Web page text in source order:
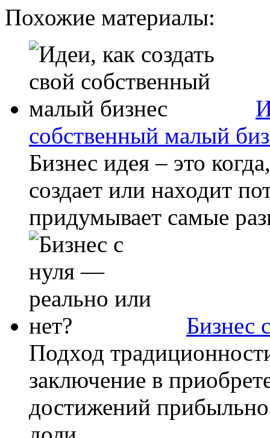
Похожие материалы:
собственный малый
Бизнес идея – это
создает или находит
придумывает самые
Бизнес
Подход
заключение в
достижений